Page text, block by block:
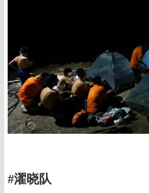
#濯晓队